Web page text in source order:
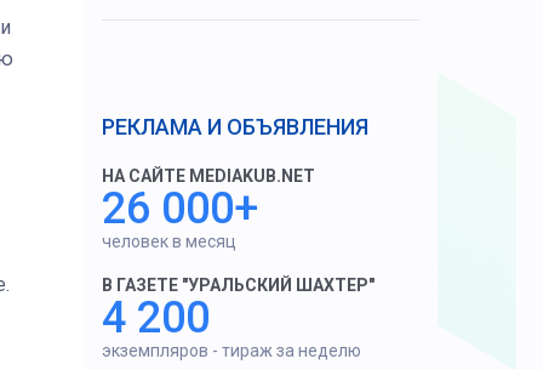
РЕКЛАМА И ОБЪЯВЛЕНИЯ
НА САЙТЕ MEDIAKUB.NET
26 000+
человек в месяц
В ГАЗЕТЕ "УРАЛЬСКИЙ ШАХТЕР"
4 200
экземпляров - тираж за неделю